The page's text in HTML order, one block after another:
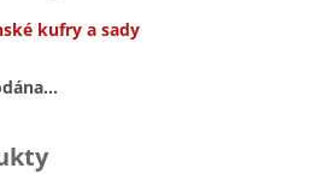
kufry a sady